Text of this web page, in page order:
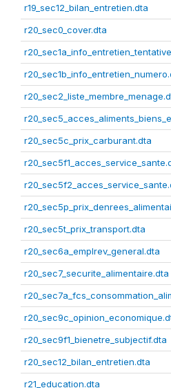
r19_sec12_bilan_entretien.dta
r20_sec0_cover.dta
r20_sec5c_prix_carburant.dta
r20_sec5t_prix_transport.dta
r20_sec6a_emplrev_general.dta
r20_sec7_securite_alimentaire.dta
r20_sec9f1_bienetre_subjectif.dta
r20_sec12_bilan_entretien.dta
r21_education.dta